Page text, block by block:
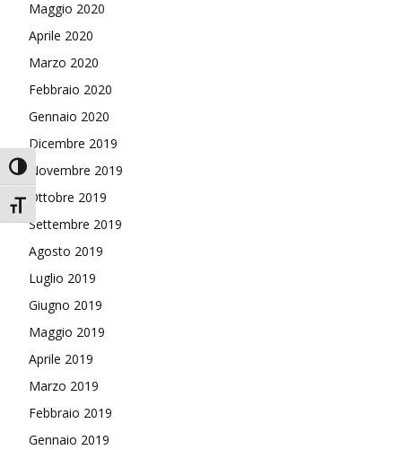
Attiva/disattiva alto contrasto
Attiva/disattiva dimensione testo
Maggio 2020
Aprile 2020
Marzo 2020
Febbraio 2020
Gennaio 2020
Dicembre 2019
Novembre 2019
Ottobre 2019
Settembre 2019
Agosto 2019
Luglio 2019
Giugno 2019
Maggio 2019
Aprile 2019
Marzo 2019
Febbraio 2019
Gennaio 2019